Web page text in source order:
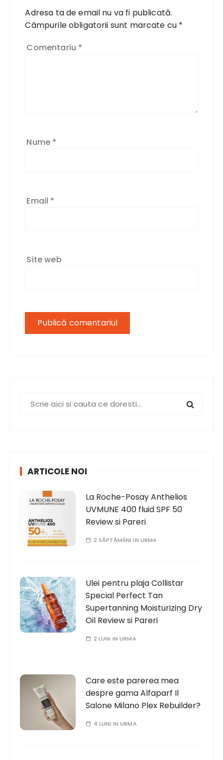
Adresa ta de email nu va fi publicată.
Câmpurile obligatorii sunt marcate cu *
Comentariu *
Nume *
Email *
Site web
ARTICOLE NOI
La Roche-Posay Anthelios
UVMUNE 400 fluid SPF 50
Review si Pareri
2 SĂPTĂMÂNI IN URMA
Ulei pentru plaja Collistar
Special Perfect Tan
Supertanning Moisturizing Dry
Oil Review si Pareri
2 LUNI IN URMA
Care este parerea mea
despre gama Alfaparf Il
Salone Milano Plex Rebuilder?
4 LUNI IN URMA